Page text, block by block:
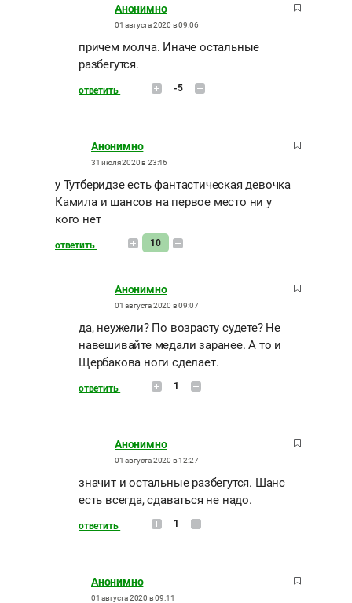
Анонимно
01 августа 2020 в 09:06
причем молча. Иначе остальные
разбегутся.
ответить -5
Анонимно
31 июля 2020 в 23:46
у Тутберидзе есть фантастическая девочка
Камила и шансов на первое место ни у
кого нет
ответить 10
Анонимно
01 августа 2020 в 09:07
да, неужели? По возрасту судете? Не
навешивайте медали заранее. А то и
Щербакова ноги сделает.
ответить 1
Анонимно
01 августа 2020 в 12:27
значит и остальные разбегутся. Шанс
есть всегда, сдаваться не надо.
ответить 1
Анонимно
01 августа 2020 в 09:11